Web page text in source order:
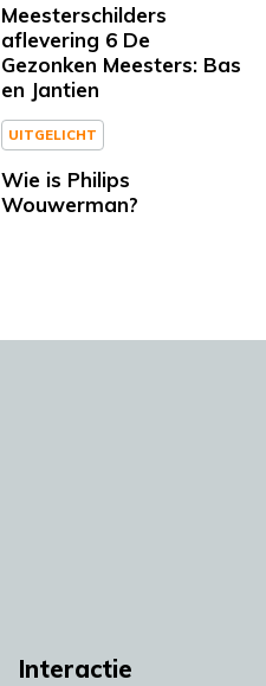
Meesterschilders
aflevering 6 De
Gezonken Meesters: Bas
en Jantien
UITGELICHT
Wie is Philips
Wouwerman?
Interactie